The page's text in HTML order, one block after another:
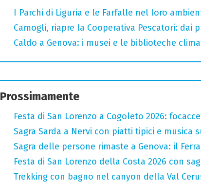
I Parchi di Liguria e le Farfalle nel loro
Camogli, riapre la Cooperativa Pescatori:
Caldo a Genova: i musei e le biblioteche
Prossimamente
Festa di San Lorenzo a Cogoleto 2026:
Sagra Sarda a Nervi con piatti tipici e musica
Sagra delle persone rimaste a Genova: il
Festa di San Lorenzo della Costa 2026 con
Trekking con bagno nel canyon della Val